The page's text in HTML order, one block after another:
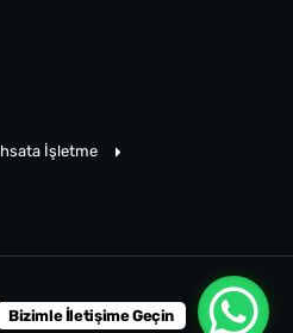
İşletme
Bizimle İletişime Geçin